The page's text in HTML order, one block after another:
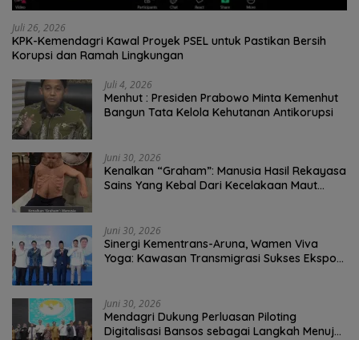
Juli 26, 2026
KPK-Kemendagri Kawal Proyek PSEL untuk Pastikan Bersih
Korupsi dan Ramah Lingkungan
Juli 4, 2026
Menhut : Presiden Prabowo Minta Kemenhut
Bangun Tata Kelola Kehutanan Antikorupsi
Juni 30, 2026
Kenalkan “Graham”: Manusia Hasil Rekayasa
Sains Yang Kebal Dari Kecelakaan Maut
Juni 30, 2026
Sinergi Kementrans-Aruna, Wamen Viva
Yoga: Kawasan Transmigrasi Sukses Ekspor
Juni 30, 2026
Mendagri Dukung Perluasan Piloting
Digitalisasi Bansos sebagai Langkah Menuju